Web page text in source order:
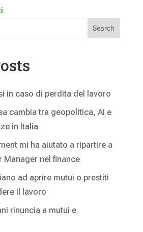
Search
in caso di perdita del lavoro
cambia tra geopolitica, AI e
in Italia
mi ha aiutato a ripartire a
Manager nel finance
ad aprire mutui o prestiti
il lavoro
rinuncia a mutui e